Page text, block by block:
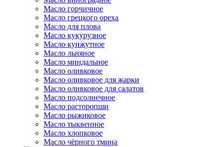
Масло горчичное
Масло грецкого ореха
Масло для плова
Масло кукурузное
Масло кунжутное
Масло льняное
Масло миндальное
Масло оливковое
Масло оливковое для жарки
Масло оливковое для салатов
Масло подсолнечное
Масло расторопши
Масло рыжиковое
Масло тыквенное
Масло хлопковое
Масло чёрного тмина